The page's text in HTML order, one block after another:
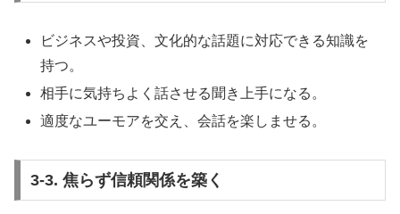
ビジネスや投資、文化的な話題に対応できる知識を
持つ。
相手に気持ちよく話させる聞き上手になる。
適度なユーモアを交え、会話を楽しませる。
3-3. 焦らず信頼関係を築く